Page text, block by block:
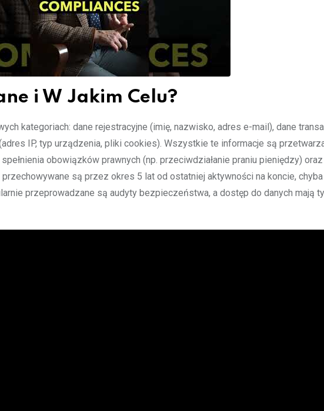
i W Jakim Celu?
kategoriach: dane rejestracyjne (imię, nazwisko, adres e-mail), dane
IP, typ urządzenia, pliki cookies). Wszystkie te informacje są
obowiązków prawnych (np. przeciwdziałanie praniu pieniędzy) oraz
są przez okres 5 lat od ostatniej aktywności na koncie,
przeprowadzane są audyty bezpieczeństwa, a dostęp do danych mają